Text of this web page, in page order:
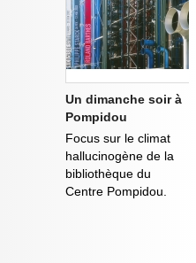
Un dimanche soir à
Pompidou
Focus sur le climat
hallucinogène de la
bibliothèque du
Centre Pompidou.